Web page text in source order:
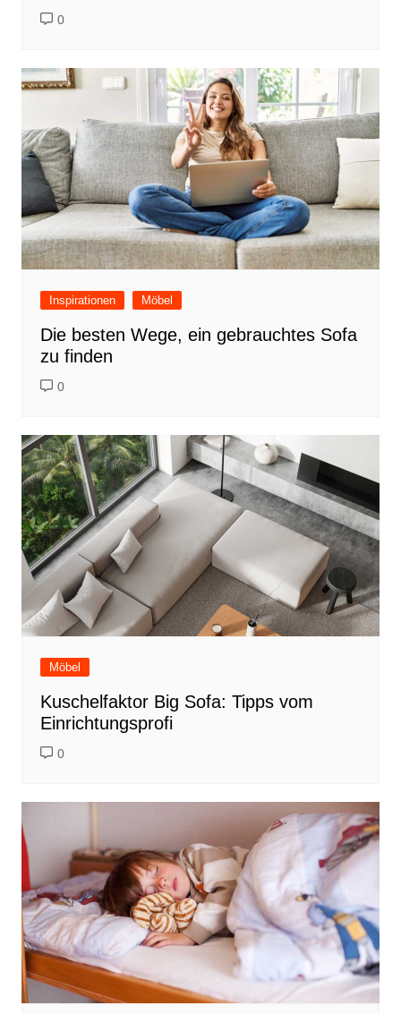
0
Inspirationen Möbel
Die besten Wege, ein gebrauchtes Sofa
zu finden
0
Möbel
Kuschelfaktor Big Sofa: Tipps vom
Einrichtungsprofi
0